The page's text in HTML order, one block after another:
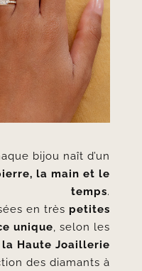
bijou naît d’un
la main et le
temps.
en très petites
unique, selon les
Haute Joaillerie
des diamants à